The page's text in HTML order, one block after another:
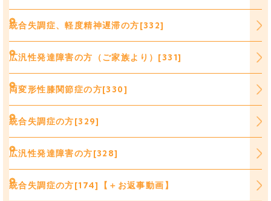
統合失調症、軽度精神遅滞の方[332]
広汎性発達障害の方（ご家族より）[331]
両変形性膝関節症の方[330]
統合失調症の方[329]
広汎性発達障害の方[328]
統合失調症の方[174]【＋お返事動画】